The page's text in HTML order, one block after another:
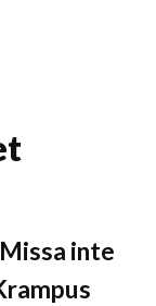
inte